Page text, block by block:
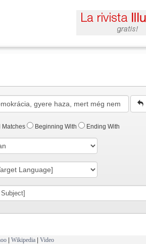
Matches Beginning With Ending With
| Wikipedia | Video